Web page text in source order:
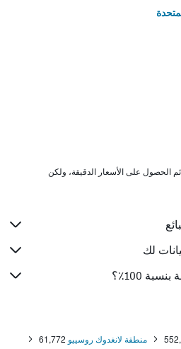
لك
100٪؟
منطقة لانغدوك روسييو 61,772